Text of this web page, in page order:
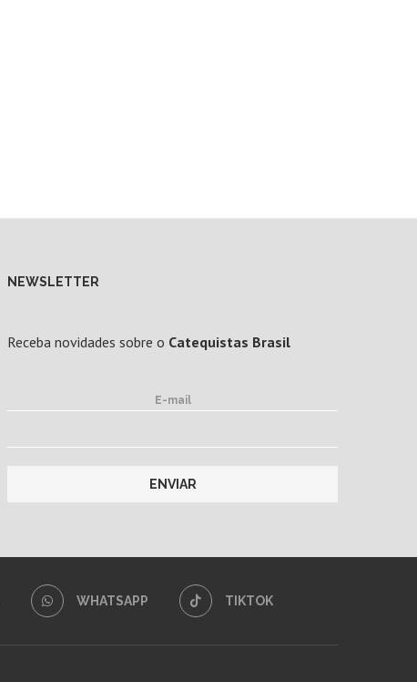
NEWSLETTER
Receba novidades sobre o Catequistas Brasil
E-mail
WHATSAPP TIKTOK